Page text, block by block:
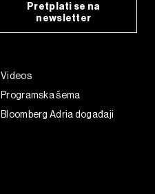
Pretplati se na
newsletter
Videos
Programska šema
Bloomberg Adria događaji